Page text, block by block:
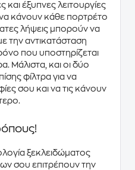
και έξυπνες λειτουργίες
κάνουν κάθε πορτρέτο
λήψεις μπορούν να
την αντικατάσταση
που υποστηρίζεται
Μάλιστα, και οι δύο
φίλτρα για να
σου και να τις κάνουν
ξεκλειδώματος
σου επιτρέπουν την